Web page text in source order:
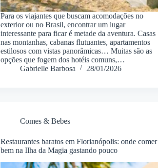
Para os viajantes que buscam acomodações no
exterior ou no Brasil, encontrar um lugar
interessante para ficar é metade da aventura. Casas
nas montanhas, cabanas flutuantes, apartamentos
estilosos com vistas panorâmicas… Muitas são as
opções que fogem dos hotéis comuns,…
Gabrielle Barbosa
28/01/2026
Comes & Bebes
Restaurantes baratos em Florianópolis: onde comer
bem na Ilha da Magia gastando pouco